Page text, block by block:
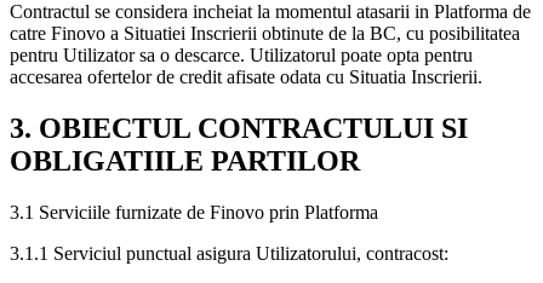
Contractul se considera incheiat la momentul atasarii in Platforma de
catre Finovo a Situatiei Inscrierii obtinute de la BC, cu posibilitatea
pentru Utilizator sa o descarce. Utilizatorul poate opta pentru
accesarea ofertelor de credit afisate odata cu Situatia Inscrierii.
3. OBIECTUL CONTRACTULUI SI
OBLIGATIILE PARTILOR
3.1 Serviciile furnizate de Finovo prin Platforma
3.1.1 Serviciul punctual asigura Utilizatorului, contracost: